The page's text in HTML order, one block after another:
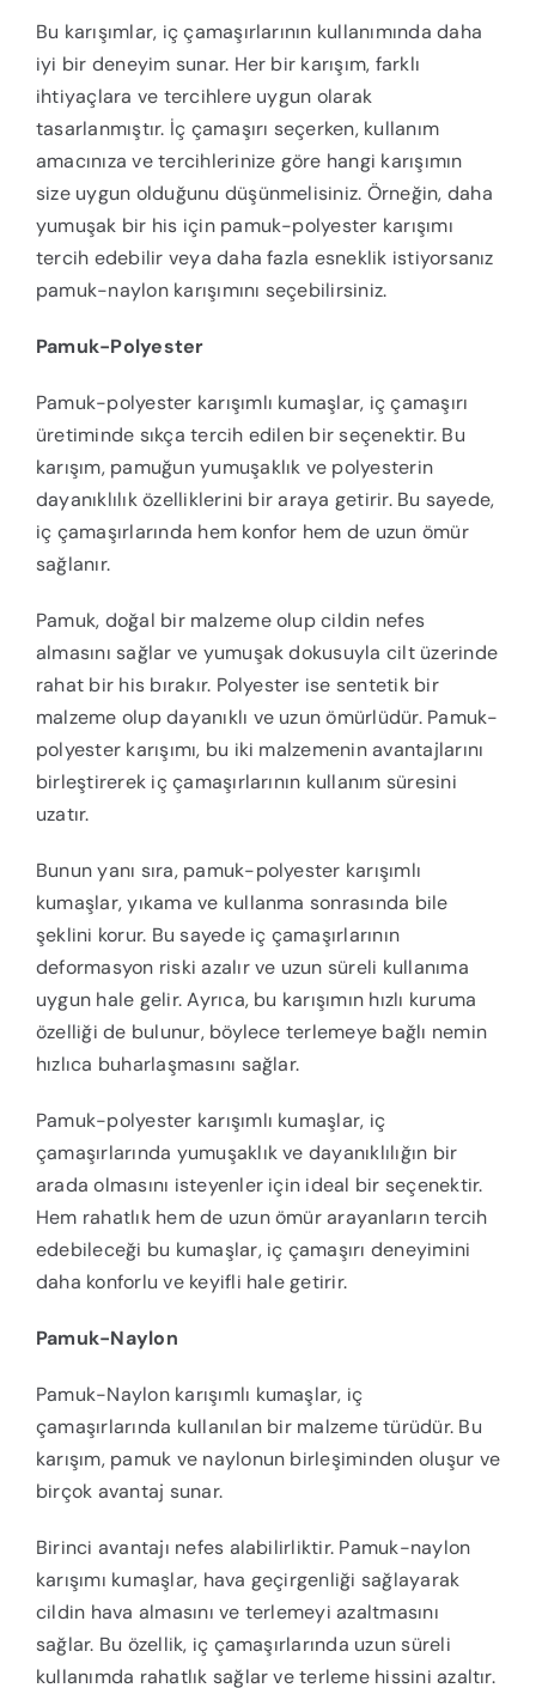
Bu karışımlar, iç çamaşırlarının kullanımında daha
iyi bir deneyim sunar. Her bir karışım, farklı
ihtiyaçlara ve tercihlere uygun olarak
tasarlanmıştır. İç çamaşırı seçerken, kullanım
amacınıza ve tercihlerinize göre hangi karışımın
size uygun olduğunu düşünmelisiniz. Örneğin, daha
yumuşak bir his için pamuk-polyester karışımı
tercih edebilir veya daha fazla esneklik istiyorsanız
pamuk-naylon karışımını seçebilirsiniz.
Pamuk-Polyester
Pamuk-polyester karışımlı kumaşlar, iç çamaşırı
üretiminde sıkça tercih edilen bir seçenektir. Bu
karışım, pamuğun yumuşaklık ve polyesterin
dayanıklılık özelliklerini bir araya getirir. Bu sayede,
iç çamaşırlarında hem konfor hem de uzun ömür
sağlanır.
Pamuk, doğal bir malzeme olup cildin nefes
almasını sağlar ve yumuşak dokusuyla cilt üzerinde
rahat bir his bırakır. Polyester ise sentetik bir
malzeme olup dayanıklı ve uzun ömürlüdür. Pamuk-
polyester karışımı, bu iki malzemenin avantajlarını
birleştirerek iç çamaşırlarının kullanım süresini
uzatır.
Bunun yanı sıra, pamuk-polyester karışımlı
kumaşlar, yıkama ve kullanma sonrasında bile
şeklini korur. Bu sayede iç çamaşırlarının
deformasyon riski azalır ve uzun süreli kullanıma
uygun hale gelir. Ayrıca, bu karışımın hızlı kuruma
özelliği de bulunur, böylece terlemeye bağlı nemin
hızlıca buharlaşmasını sağlar.
Pamuk-polyester karışımlı kumaşlar, iç
çamaşırlarında yumuşaklık ve dayanıklılığın bir
arada olmasını isteyenler için ideal bir seçenektir.
Hem rahatlık hem de uzun ömür arayanların tercih
edebileceği bu kumaşlar, iç çamaşırı deneyimini
daha konforlu ve keyifli hale getirir.
Pamuk-Naylon
Pamuk-Naylon karışımlı kumaşlar, iç
çamaşırlarında kullanılan bir malzeme türüdür. Bu
karışım, pamuk ve naylonun birleşiminden oluşur ve
birçok avantaj sunar.
Birinci avantajı nefes alabilirliktir. Pamuk-naylon
karışımı kumaşlar, hava geçirgenliği sağlayarak
cildin hava almasını ve terlemeyi azaltmasını
sağlar. Bu özellik, iç çamaşırlarında uzun süreli
kullanımda rahatlık sağlar ve terleme hissini azaltır.